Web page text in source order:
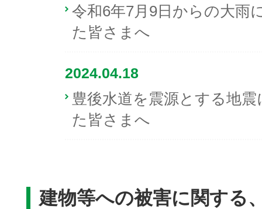
令和6年7月9日からの大雨
た皆さまへ
2024.04.18
豊後水道を震源とする地
た皆さまへ
建物等への被害に関する